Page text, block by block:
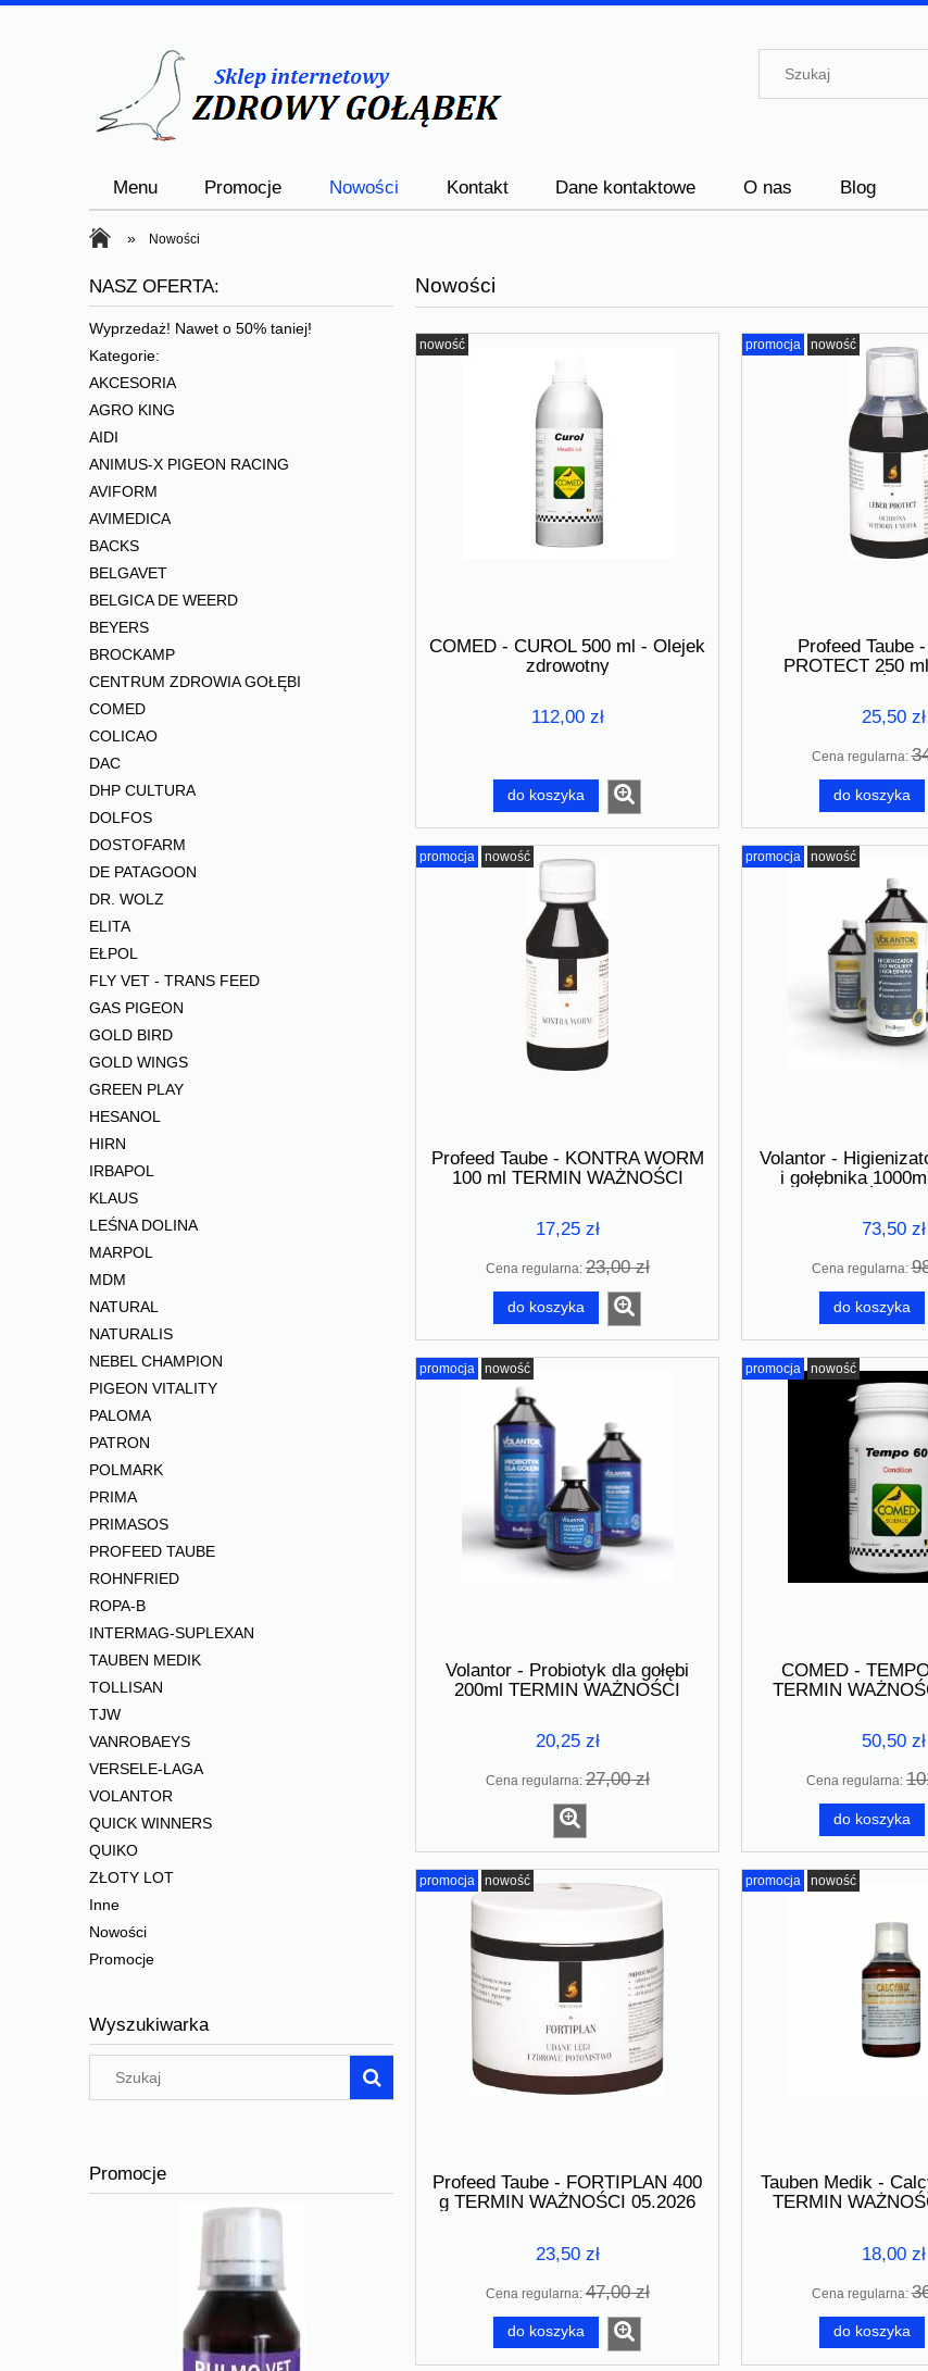
Menu Promocje Nowości Kontakt Dane kontaktowe O nas Blog
» Nowości
NASZ OFERTA:
Wyprzedaż! Nawet o 50% taniej!
Kategorie:
AKCESORIA
AGRO KING
AIDI
ANIMUS-X PIGEON RACING
AVIFORM
AVIMEDICA
BACKS
BELGAVET
BELGICA DE WEERD
BEYERS
BROCKAMP
CENTRUM ZDROWIA GOŁĘBI
COMED
COLICAO
DAC
DHP CULTURA
DOLFOS
DOSTOFARM
DE PATAGOON
DR. WOLZ
ELITA
EŁPOL
FLY VET - TRANS FEED
GAS PIGEON
GOLD BIRD
GOLD WINGS
GREEN PLAY
HESANOL
HIRN
IRBAPOL
KLAUS
LEŚNA DOLINA
MARPOL
MDM
NATURAL
NATURALIS
NEBEL CHAMPION
PIGEON VITALITY
PALOMA
PATRON
POLMARK
PRIMA
PRIMASOS
PROFEED TAUBE
ROHNFRIED
ROPA-B
INTERMAG-SUPLEXAN
TAUBEN MEDIK
TOLLISAN
TJW
VANROBAEYS
VERSELE-LAGA
VOLANTOR
QUICK WINNERS
QUIKO
ZŁOTY LOT
Inne
Nowości
Promocje
Wyszukiwarka
Promocje
Nowości
COMED - CUROL 500 ml - Olejek
zdrowotny
112,00 zł
do koszyka
nowość
Profeed Taube
PROTECT 250
25,50 zł
Cena regularna:
do koszyka
promocja nowość
Profeed Taube - KONTRA WORM
100 ml TERMIN WAŻNOŚCI
17,25 zł
Cena regularna:23,00 zł
do koszyka
promocja nowość
Volantor -
i gołębnika
73,50 zł
Cena regularna:
do koszyka
promocja nowość
Volantor - Probiotyk dla gołębi
200ml TERMIN WAŻNOŚCI
20,25 zł
Cena regularna:27,00 zł
promocja nowość
COMED -
TERMIN
50,50 zł
Cena regularna:
do koszyka
promocja nowość
Profeed Taube - FORTIPLAN 400
g TERMIN WAŻNOŚCI 05.2026
23,50 zł
Cena regularna:47,00 zł
do koszyka
promocja nowość
Tauben Medik -
TERMIN
18,00 zł
Cena regularna:
do koszyka
promocja nowość